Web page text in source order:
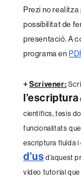
Prezi no
possibilitat de
presentació. A
programa en
+Scrivener:
l’escriptura
científics, tesis
funcionalitats
escriptura fluïda i
d’us d’aquest
vídeo tutorial